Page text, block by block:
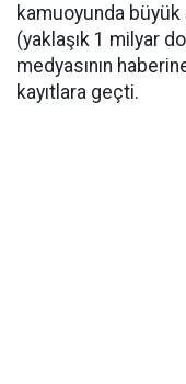
kamuoyunda büyük
(yaklaşık 1 milyar
medyasının
kayıtlara geçti.